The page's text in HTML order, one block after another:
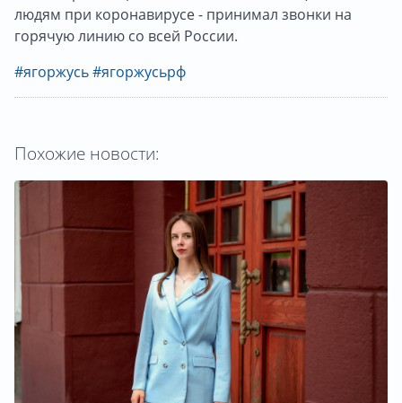
людям при коронавирусе - принимал звонки на
горячую линию со всей России.
#ягоржусь#ягоржусьрф
Похожие новости: